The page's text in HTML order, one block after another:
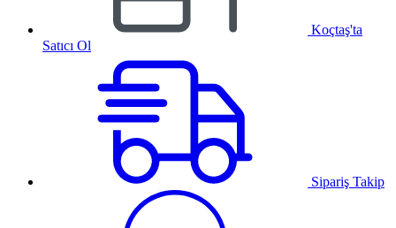
Koçtaş'ta
Satıcı Ol
Sipariş Takip